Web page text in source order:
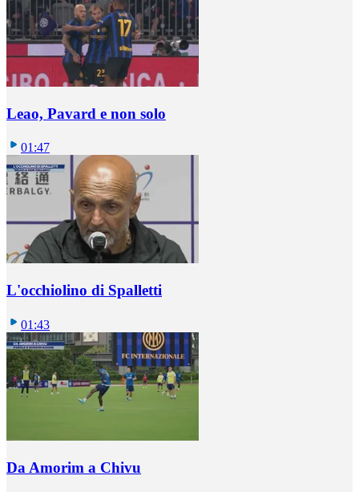
Leao, Pavard e non solo
01:47
L'occhiolino di Spalletti
01:43
Da Amorim a Chivu